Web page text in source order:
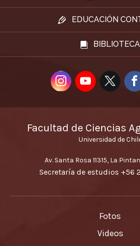
EDUCACIÓN
BIBLIOTECA
Facultad de Ciencias
Universidad de
Av. Santa Rosa 11315, La
Secretaría de estudios +56
Fotos
Videos